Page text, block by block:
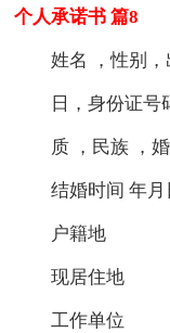
个人承诺书 篇8
姓名 ，性别，
日，身份证号
质 ，民族 ，
结婚时间 年月
户籍地
现居住地
工作单位